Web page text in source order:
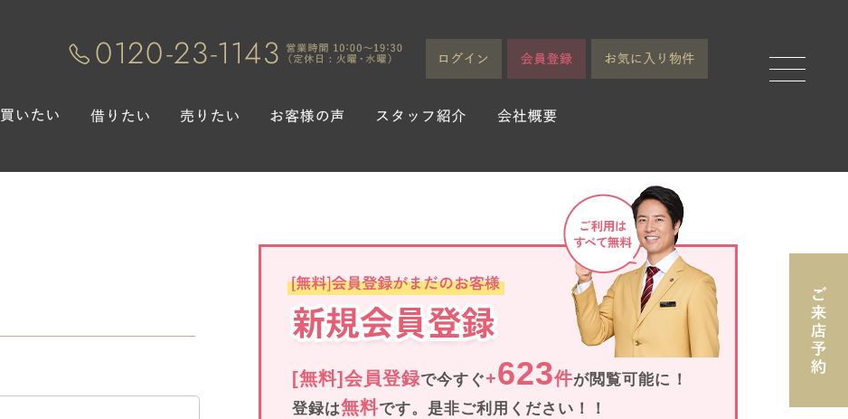
[無料]会員登録で今すぐ+623件が閲覧可能に！
登録は無料です。是非ご利用ください！！